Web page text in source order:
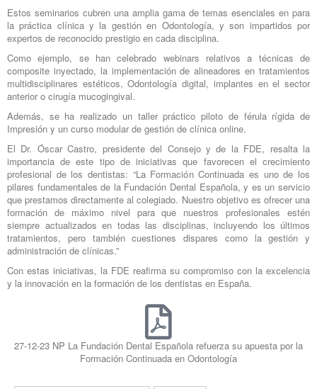
Estos seminarios cubren una amplia gama de temas esenciales en para
la práctica clínica y la gestión en Odontología, y son impartidos por
expertos de reconocido prestigio en cada disciplina.
Como ejemplo, se han celebrado webinars relativos a técnicas de
composite inyectado, la implementación de alineadores en tratamientos
multidisciplinares estéticos, Odontología digital, implantes en el sector
anterior o cirugía mucogingival.
Además, se ha realizado un taller práctico piloto de férula rígida de
Impresión y un curso modular de gestión de clínica online.
El Dr. Óscar Castro, presidente del Consejo y de la FDE, resalta la
importancia de este tipo de iniciativas que favorecen el crecimiento
profesional de los dentistas: “La Formación Continuada es uno de los
pilares fundamentales de la Fundación Dental Española, y es un servicio
que prestamos directamente al colegiado. Nuestro objetivo es ofrecer una
formación de máximo nivel para que nuestros profesionales estén
siempre actualizados en todas las disciplinas, incluyendo los últimos
tratamientos, pero también cuestiones dispares como la gestión y
administración de clínicas.”
Con estas iniciativas, la FDE reafirma su compromiso con la excelencia
y la innovación en la formación de los dentistas en España.
27-12-23 NP La Fundación Dental Española refuerza su apuesta por la
Formación Continuada en Odontología